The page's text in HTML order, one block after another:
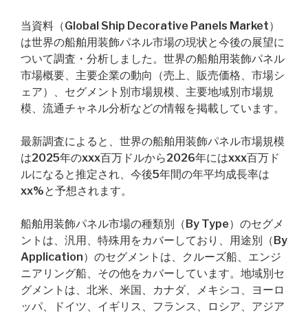
当資料（Global Ship Decorative Panels Market）
は世界の船舶用装飾パネル市場の現状と今後の展望に
ついて調査・分析しました。世界の船舶用装飾パネル
市場概要、主要企業の動向（売上、販売価格、市場シ
ェア）、セグメント別市場規模、主要地域別市場規
模、流通チャネル分析などの情報を掲載しています。
最新調査によると、世界の船舶用装飾パネル市場規模
は2025年のxxx百万ドルから2026年にはxxx百万ド
ルになると推定され、今後5年間の年平均成長率は
xx%と予想されます。
船舶用装飾パネル市場の種類別（By Type）のセグメ
ントは、汎用、特殊用をカバーしており、用途別（By
Application）のセグメントは、クルーズ船、エンジ
ニアリング船、その他をカバーしています。地域別セ
グメントは、北米、米国、カナダ、メキシコ、ヨーロ
ッパ、ドイツ、イギリス、フランス、ロシア、アジア